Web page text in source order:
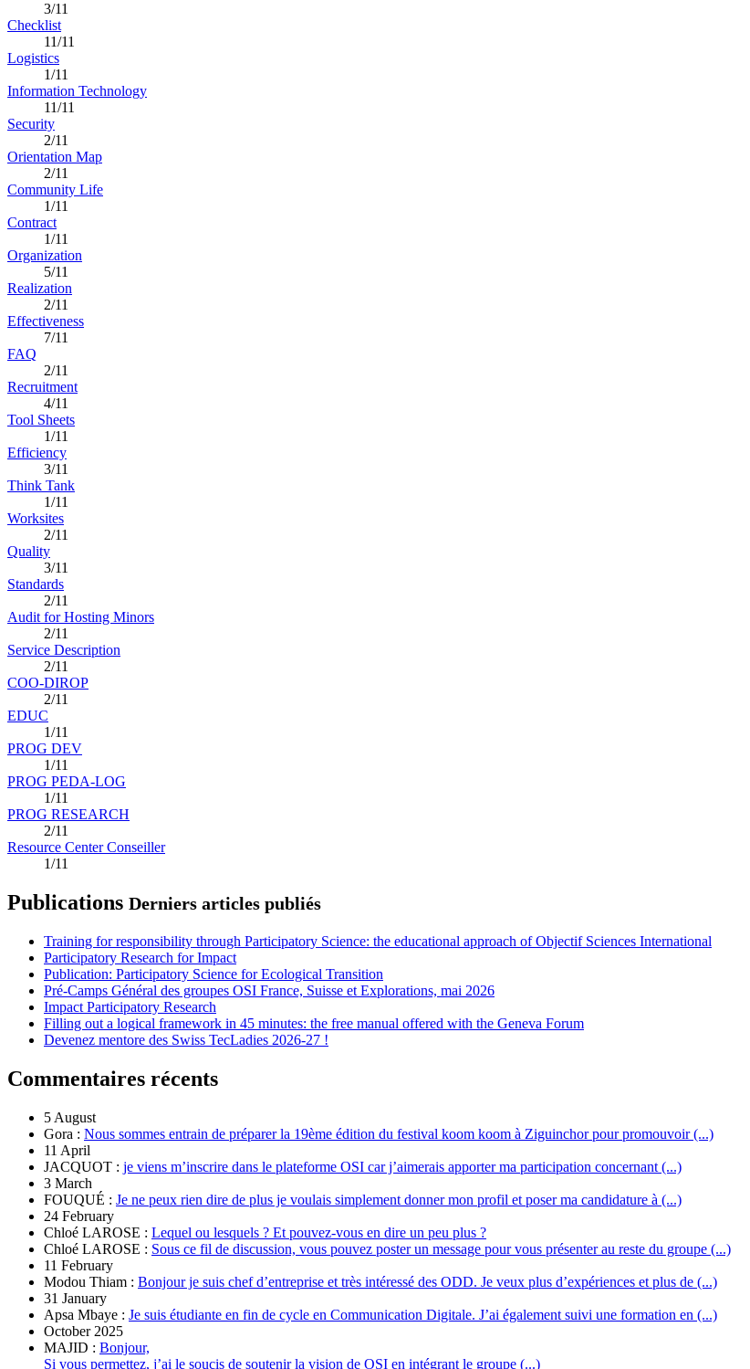
3/11
Checklist
11/11
Logistics
1/11
Information Technology
11/11
Security
2/11
Orientation Map
2/11
Community Life
1/11
Contract
1/11
Organization
5/11
Realization
2/11
Effectiveness
7/11
FAQ
2/11
Recruitment
4/11
Tool Sheets
1/11
Efficiency
3/11
Think Tank
1/11
Worksites
2/11
Quality
3/11
Standards
2/11
Audit for Hosting Minors
2/11
Service Description
2/11
COO-DIROP
2/11
EDUC
1/11
PROG DEV
1/11
PROG PEDA-LOG
1/11
PROG RESEARCH
2/11
Resource Center Conseiller
1/11
Publications Derniers articles publiés
Training for responsibility through Participatory Science: the educational approach of Objectif Sciences International
Participatory Research for Impact
Publication: Participatory Science for Ecological Transition
Pré-Camps Général des groupes OSI France, Suisse et Explorations, mai 2026
Impact Participatory Research
Filling out a logical framework in 45 minutes: the free manual offered with the Geneva Forum
Devenez mentore des Swiss TecLadies 2026-27 !
Commentaires récents
5 August
Gora : Nous sommes entrain de préparer la 19ème édition du festival koom koom à Ziguinchor pour promouvoir (...)
11 April
JACQUOT : je viens m’inscrire dans le plateforme OSI car j’aimerais apporter ma participation concernant (...)
3 March
FOUQUÉ : Je ne peux rien dire de plus je voulais simplement donner mon profil et poser ma candidature à (...)
24 February
Chloé LAROSE : Lequel ou lesquels ? Et pouvez-vous en dire un peu plus ?
Chloé LAROSE : Sous ce fil de discussion, vous pouvez poster un message pour vous présenter au reste du groupe (...)
11 February
Modou Thiam : Bonjour je suis chef d’entreprise et très intéressé des ODD. Je veux plus d’expériences et plus de (...)
31 January
Apsa Mbaye : Je suis étudiante en fin de cycle en Communication Digitale. J’ai également suivi une formation en (...)
October 2025
MAJID : Bonjour,
Si vous permettez, j’ai le soucis de soutenir la vision de OSI en intégrant le groupe (...)